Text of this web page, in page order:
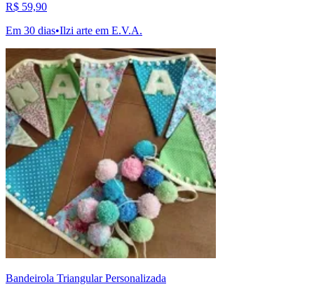
R$ 59,90
Em 30 dias•Ilzi arte em E.V.A.
Bandeirola Triangular Personalizada